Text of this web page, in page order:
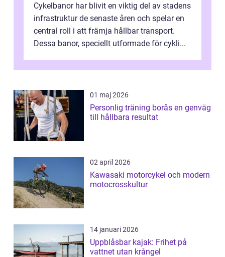
Cykelbanor har blivit en viktig del av stadens
infrastruktur de senaste åren och spelar en
central roll i att främja hållbar transport.
Dessa banor, speciellt utformade för cykli...
01 maj 2026
Personlig träning borås en genväg
till hållbara resultat
02 april 2026
Kawasaki motorcykel och modern
motocrosskultur
14 januari 2026
Uppblåsbar kajak: Frihet på
vattnet utan krångel